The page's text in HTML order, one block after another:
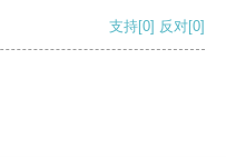
支持[0] 反对[0]